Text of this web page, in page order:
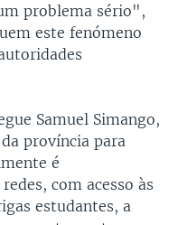
problema sério",
este fenómeno
Samuel Simango,
província para
é
com acesso às
estudantes, a